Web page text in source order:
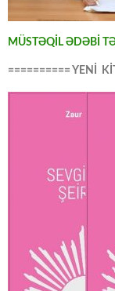
MÜSTƏQİL ƏDƏBİ
========== YENİ